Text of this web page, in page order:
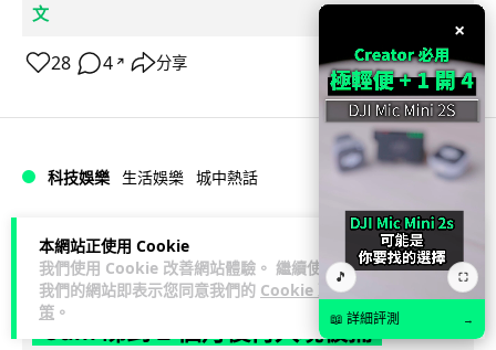
本網站正使用 Cookie
我們使用 Cookie 改善網站體驗。 繼續使用
我們的網站即表示您同意我們的 Cookie 政
策 。
文
28 4 ↗ 分享
科技娛樂 生活娛樂 城中熱話
Lawton 1 日
港夫婦澳門的士拾相機 據為己有被的士
Cam 睇到 2 個月後再入境被捕
×
🎵 ⛶
📖 詳細評測 →